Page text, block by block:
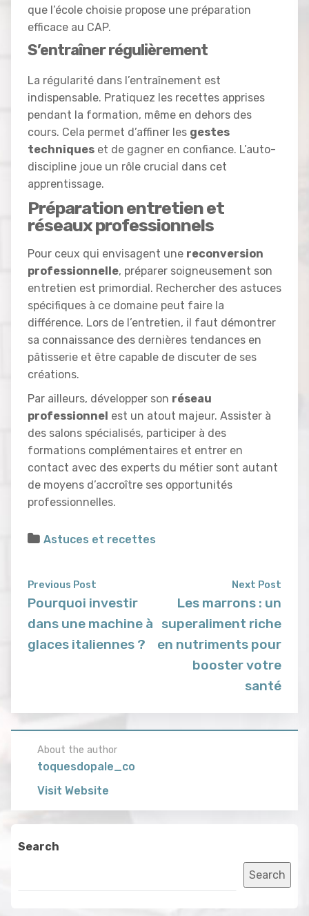
que l’école choisie propose une préparation
efficace au CAP.
S’entraîner régulièrement
La régularité dans l’entraînement est
indispensable. Pratiquez les recettes apprises
pendant la formation, même en dehors des
cours. Cela permet d’affiner les gestes
techniques et de gagner en confiance. L’auto-
discipline joue un rôle crucial dans cet
apprentissage.
Préparation entretien et
réseaux professionnels
Pour ceux qui envisagent une reconversion
professionnelle, préparer soigneusement son
entretien est primordial. Rechercher des astuces
spécifiques à ce domaine peut faire la
différence. Lors de l’entretien, il faut démontrer
sa connaissance des dernières tendances en
pâtisserie et être capable de discuter de ses
créations.
Par ailleurs, développer son réseau
professionnel est un atout majeur. Assister à
des salons spécialisés, participer à des
formations complémentaires et entrer en
contact avec des experts du métier sont autant
de moyens d’accroître ses opportunités
professionnelles.
Astuces et recettes
Previous Post
Pourquoi investir
dans une machine à
glaces italiennes ?
Next Post
Les marrons : un
superaliment riche
en nutriments pour
booster votre
santé
About the author
toquesdopale_co
Visit Website
Search
Search